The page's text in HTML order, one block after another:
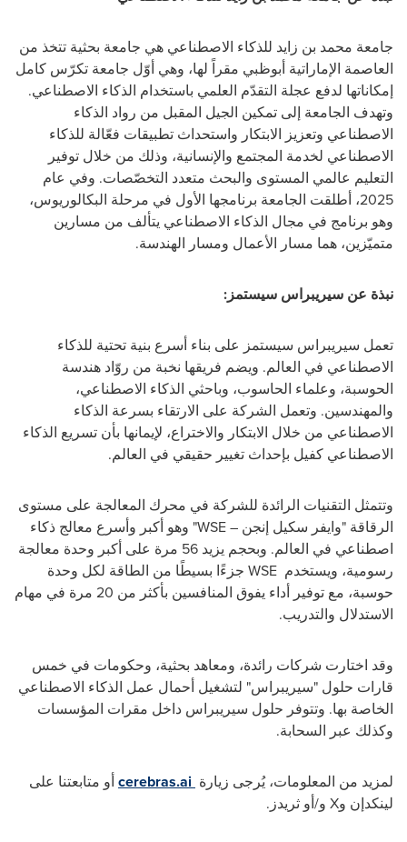
جامعة محمد بن زايد للذكاء الاصطناعي هي جامعة بحثية تتخذ من
العاصمة الإماراتية أبوظبي مقراً لها، وهي أوّل جامعة تكرّس كامل
إمكاناتها لدفع عجلة التقدّم العلمي باستخدام الذكاء الاصطناعي.
وتهدف الجامعة إلى تمكين الجيل المقبل من رواد الذكاء
الاصطناعي وتعزيز الابتكار واستحداث تطبيقات فعّالة للذكاء
الاصطناعي لخدمة المجتمع والإنسانية، وذلك من خلال توفير
التعليم عالمي المستوى والبحث متعدد التخصّصات. وفي عام
2025، أطلقت الجامعة برنامجها الأول في مرحلة البكالوريوس،
وهو برنامج في مجال الذكاء الاصطناعي يتألف من مسارين
متميّزين، هما مسار الأعمال ومسار الهندسة.
نبذة عن سيريبراس سيستمز:
تعمل سيريبراس سيستمز على بناء أسرع بنية تحتية للذكاء
الاصطناعي في العالم. ويضم فريقها نخبة من روّاد هندسة
الحوسبة، وعلماء الحاسوب، وباحثي الذكاء الاصطناعي،
والمهندسين. وتعمل الشركة على الارتقاء بسرعة الذكاء
الاصطناعي من خلال الابتكار والاختراع، لإيمانها بأن تسريع الذكاء
الاصطناعي كفيل بإحداث تغيير حقيقي في العالم.
وتتمثل التقنيات الرائدة للشركة في محرك المعالجة على مستوى
الرقاقة "وايفر سكيل إنجن –WSE
" وهو أكبر وأسرع معالج ذكاء
اصطناعي في العالم. وبحجم يزيد 56 مرة على أكبر وحدة معالجة
رسومية، ويستخدم WSE جزءًا بسيطًا من الطاقة لكل وحدة
حوسبة، مع توفير أداء يفوق المنافسين بأكثر من 20 مرة في مهام
الاستدلال والتدريب.
وقد اختارت شركات رائدة، ومعاهد بحثية، وحكومات في خمس
قارات حلول "سيريبراس" لتشغيل أحمال عمل الذكاء الاصطناعي
الخاصة بها. وتتوفر حلول سيريبراس داخل مقرات المؤسسات
وكذلك عبر السحابة.
لمزيد من المعلومات، يُرجى زيارة cerebras.aiأو متابعتنا على
لينكدإن وX و/أو ثريدز .